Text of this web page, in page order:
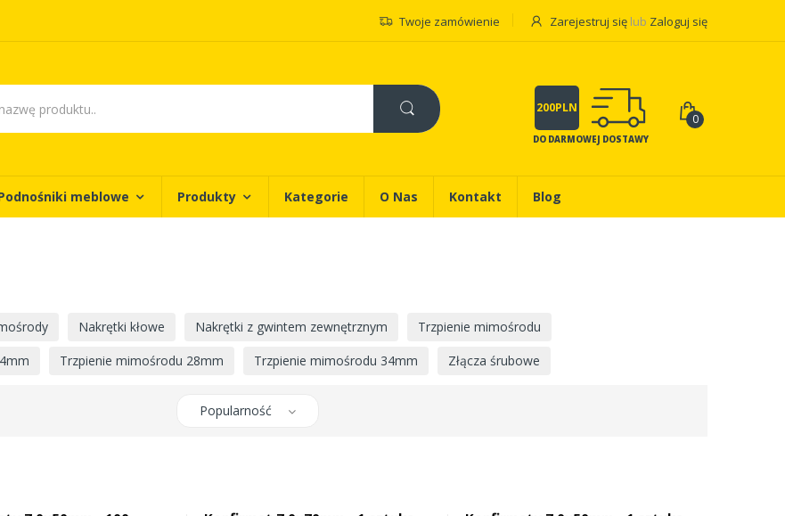
Twoje zamówienie Zarejestruj się lub Zaloguj się
200PLN
DO DARMOWEJ DOSTAWY
0
meblowe Produkty Kategorie O Nas Kontakt Blog
Nakrętki kłowe Nakrętki z gwintem zewnętrznym
Trzpienie mimośrodu
Trzpienie mimośrodu 28mm Trzpienie mimośrodu 34mm Złącza śrubowe
Popularność